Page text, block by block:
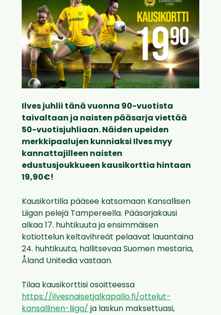
Ilves juhlii tänä vuonna 90-vuotista
taivaltaan ja naisten pääsarja viettää
50-vuotisjuhliaan. Näiden upeiden
merkkipaalujen kunniaksi Ilves myy
kannattajilleen naisten
edustusjoukkueen kausikorttia hintaan
19,90€!
Kausikortilla pääsee katsomaan Kansallisen
Liigan pelejä Tampereella. Pääsarjakausi
alkaa 17. huhtikuuta ja ensimmäisen
kotiottelun keltavihreät pelaavat lauantaina
24. huhtikuuta, hallitsevaa Suomen mestaria,
Åland Unitedia vastaan.
Tilaa kausikorttisi osoitteessa
https://ilvesnaisetjalkapallo.fi/ottelut-
kansallinen-liiga/ ja laskun maksettuasi,